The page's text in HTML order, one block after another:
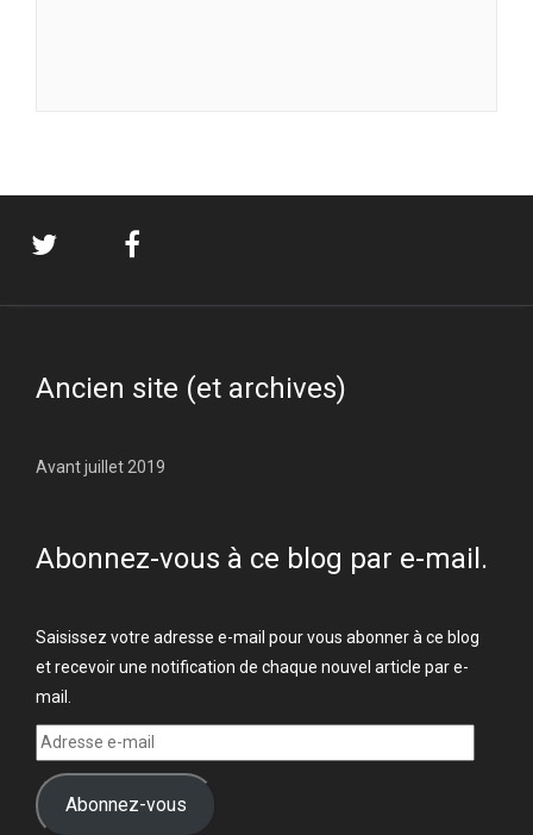
Ancien site (et archives)
Avant juillet 2019
Abonnez-vous à ce blog par e-mail.
Saisissez votre adresse e-mail pour vous abonner à ce blog
et recevoir une notification de chaque nouvel article par e-
mail.
Adresse
e-
mail Abonnez-vous